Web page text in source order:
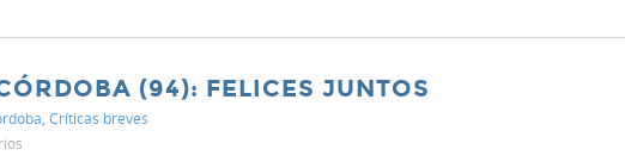
(94): FELICES JUNTOS
Críticas breves